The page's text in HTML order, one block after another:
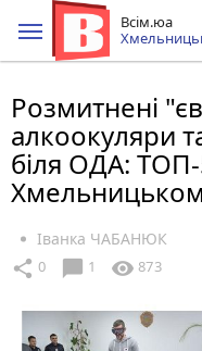
Всім.юа
Розмитнені
алкоокуляри
біля ОДА:
Іванка ЧАБАНЮК
share 0 chat_bubble 1 visibility 873